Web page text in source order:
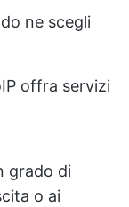
ne scegli
offra servizi
grado di
o ai